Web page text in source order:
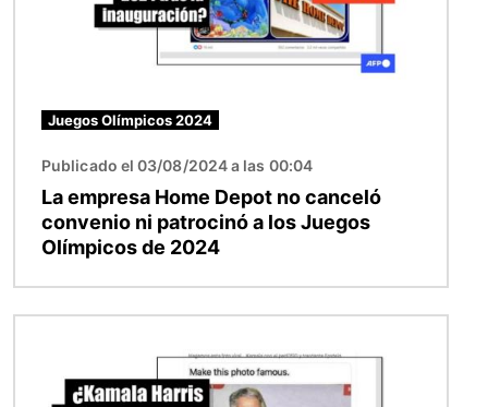
Juegos Olímpicos 2024
Publicado el 03/08/2024 a las 00:04
La empresa Home Depot no canceló
convenio ni patrocinó a los Juegos
Olímpicos de 2024